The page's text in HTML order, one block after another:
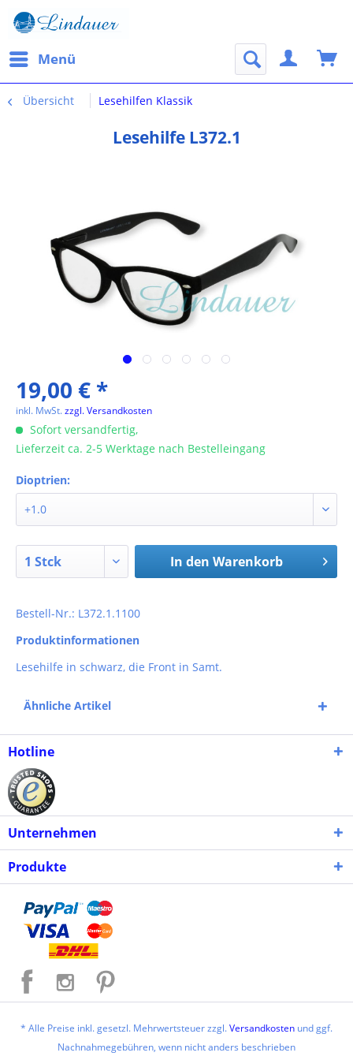
Menü
Übersicht Lesehilfen Klassik
Lesehilfe L372.1
19,00 € *
inkl. MwSt.zzgl. Versandkosten
Sofort versandfertig,
Lieferzeit ca. 2-5 Werktage nach Bestelleingang
Dioptrien:
In den Warenkorb
Bestell-Nr.: L372.1.1100
Produktinformationen
Lesehilfe in schwarz, die Front in Samt.
Ähnliche Artikel
Hotline
Unternehmen
Produkte
* Alle Preise inkl. gesetzl. Mehrwertsteuer zzgl.Versandkosten und ggf.
Nachnahmegebühren, wenn nicht anders beschrieben